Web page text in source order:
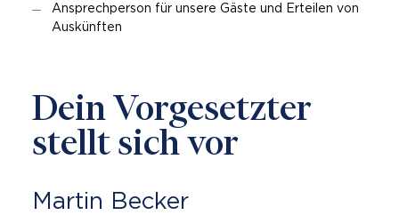
Ansprechperson für unsere Gäste und Erteilen von
Auskünften
Dein Vorgesetzter
stellt sich vor
Mar­tin Be­cker